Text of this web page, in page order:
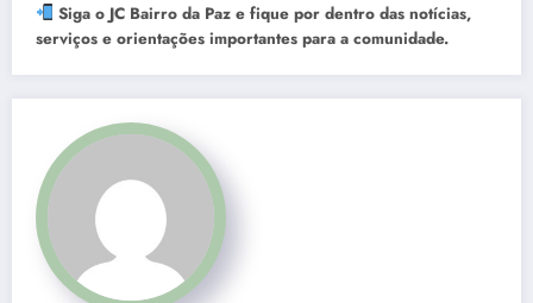
Siga o JC Bairro da Paz e fique por dentro das notícias,
serviços e orientações importantes para a comunidade.